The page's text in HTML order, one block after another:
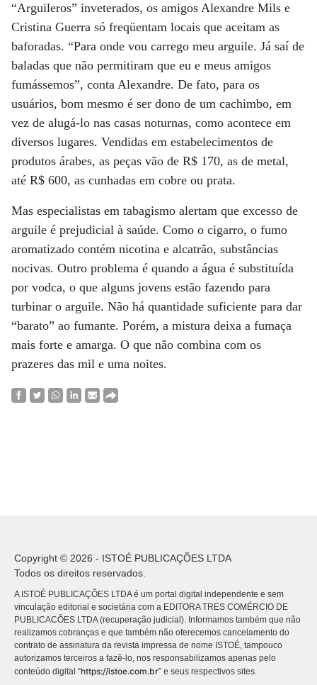
“Arguileros” inveterados, os amigos Alexandre Mils e
Cristina Guerra só freqüentam locais que aceitam as
baforadas. “Para onde vou carrego meu arguile. Já saí de
baladas que não permitiram que eu e meus amigos
fumássemos”, conta Alexandre. De fato, para os
usuários, bom mesmo é ser dono de um cachimbo, em
vez de alugá-lo nas casas noturnas, como acontece em
diversos lugares. Vendidas em estabelecimentos de
produtos árabes, as peças vão de R$ 170, as de metal,
até R$ 600, as cunhadas em cobre ou prata.
Mas especialistas em tabagismo alertam que excesso de
arguile é prejudicial à saúde. Como o cigarro, o fumo
aromatizado contém nicotina e alcatrão, substâncias
nocivas. Outro problema é quando a água é substituída
por vodca, o que alguns jovens estão fazendo para
turbinar o arguile. Não há quantidade suficiente para dar
“barato” ao fumante. Porém, a mistura deixa a fumaça
mais forte e amarga. O que não combina com os
prazeres das mil e uma noites.
Copyright © 2026 - ISTOÉ PUBLICAÇÕES LTDA
Todos os direitos reservados.
A ISTOÉ PUBLICAÇÕES LTDA é um portal digital independente e sem
vinculação editorial e societária com a EDITORA TRES COMÉRCIO DE
PUBLICACÕES LTDA (recuperação judicial). Informamos também que não
realizamos cobranças e que também não oferecemos cancelamento do
contrato de assinatura da revista impressa de nome ISTOÉ, tampouco
autorizamos terceiros a fazê-lo, nos responsabilizamos apenas pelo
conteúdo digital “https://istoe.com.br” e seus respectivos sites.